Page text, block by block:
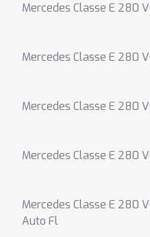
Mercedes Classe E 280
Mercedes Classe E 280
Mercedes Classe E 280
Mercedes Classe E 280
Mercedes Classe E 280
Auto Fl